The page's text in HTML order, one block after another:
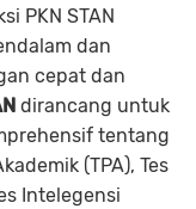
PKN STAN
dan
cepat dan
dirancang untuk
tentang
(TPA), Tes
Intelegensi